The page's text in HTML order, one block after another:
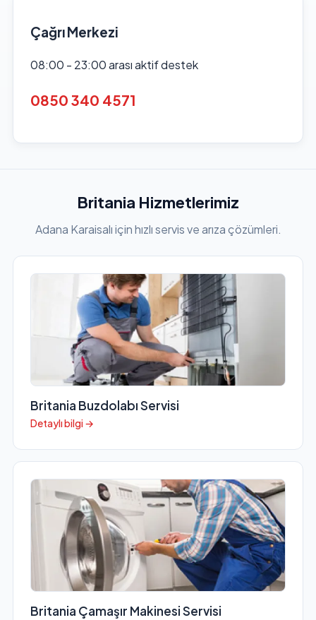
Çağrı Merkezi
08:00 - 23:00 arası aktif destek
0850 340 4571
Britania Hizmetlerimiz
Adana Karaisalı için hızlı servis ve arıza çözümleri.
Britania Buzdolabı Servisi
Detaylı bilgi →
Britania Çamaşır Makinesi Servisi